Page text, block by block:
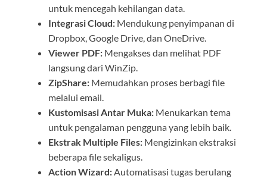
untuk mencegah kehilangan data.
Integrasi Cloud: Mendukung penyimpanan di
Dropbox, Google Drive, dan OneDrive.
Viewer PDF: Mengakses dan melihat PDF
langsung dari WinZip.
ZipShare: Memudahkan proses berbagi file
melalui email.
Kustomisasi Antar Muka: Menukarkan tema
untuk pengalaman pengguna yang lebih baik.
Ekstrak Multiple Files: Mengizinkan ekstraksi
beberapa file sekaligus.
Action Wizard:Automatisasi tugas berulang